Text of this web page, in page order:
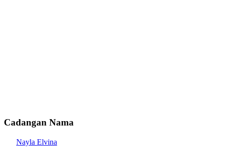
Cadangan Nama
Nayla Elvina